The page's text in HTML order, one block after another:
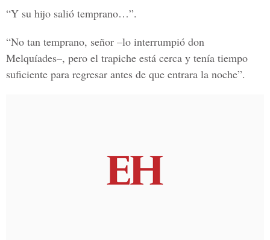
“Y su hijo salió temprano…”.
“No tan temprano, señor –lo interrumpió don
Melquíades–, pero el trapiche está cerca y tenía tiempo
suficiente para regresar antes de que entrara la noche”.